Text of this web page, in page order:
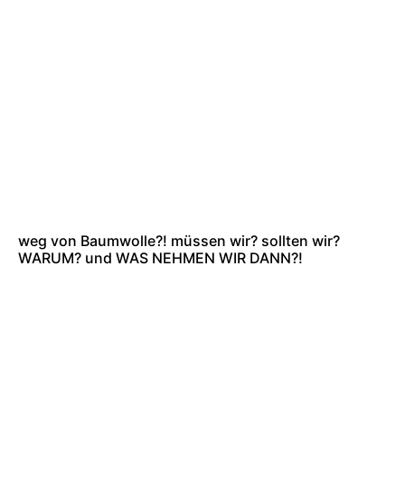
weg von Baumwolle?! müssen wir? sollten wir?
WARUM? und WAS NEHMEN WIR DANN?!